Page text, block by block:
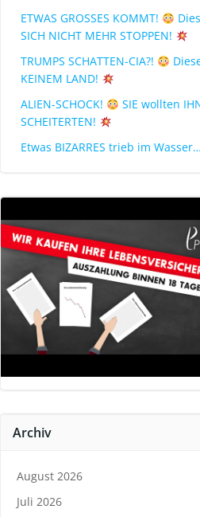
ETWAS GROSSES KOMMT!
SICH NICHT MEHR STOPPEN!
TRUMPS SCHATTEN-CIA?!
KEINEM LAND!
ALIEN-SCHOCK!
SIE wollten
SCHEITERTEN!
Etwas BIZARRES trieb im Wasser…
Archiv
August 2026
Juli 2026